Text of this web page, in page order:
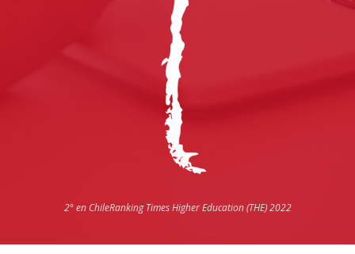
2° en ChileRanking Times Higher Education (THE) 2022